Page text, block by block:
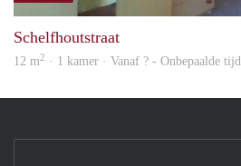
Schelfhoutstraat
12 m2 · 1 kamer · Vanaf ? - Onbepaalde tijd